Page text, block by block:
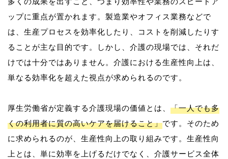
ップに重点が置かれます。製造業やオフィス業務などで
は、生産プロセスを効率化したり、コストを削減したりす
ることが主な目的です。しかし、介護の現場では、それだ
けでは十分ではありません。介護における生産性向上は、
単なる効率化を超えた視点が求められるのです。
厚生労働省が定義する介護現場の価値とは、 「一人でも多
くの利用者に質の高いケアを届けること」です。そのため
に求められるのが、生産性向上の取り組みです。生産性向
上とは、単に効率を上げるだけでなく、介護サービス全体